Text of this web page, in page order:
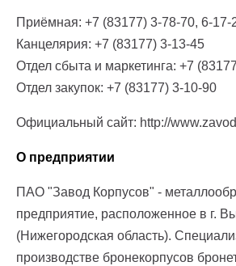
Приёмная: +7 (83177) 3-78-70, 6-17-
Канцелярия: +7 (83177) 3-13-45
Отдел сбыта и маркетинга: +7
Отдел закупок: +7 (83177) 3-10-90
Официальный сайт: http://
О предприятии
ПАО "Завод Корпусов" -
предприятие, расположенное в г.
(Нижегородская область).
производстве бронекорпусов